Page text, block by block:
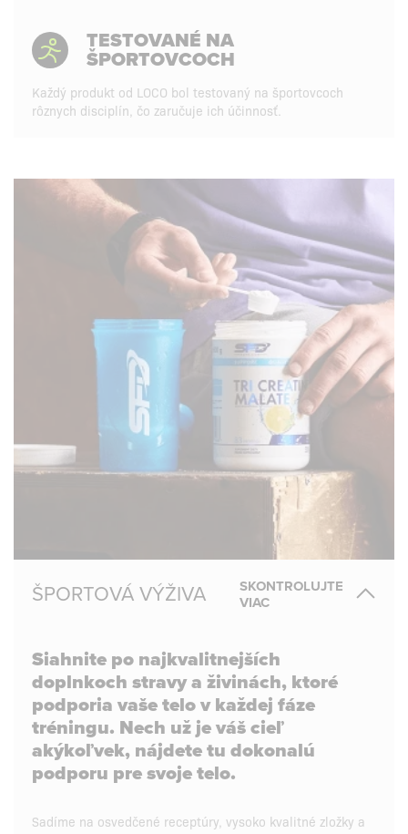
TESTOVANÉ NA
ŠPORTOVCOCH
Každý produkt od LOCO bol testovaný na športovcoch
rôznych disciplín, čo zaručuje ich účinnosť.
ŠPORTOVÁ VÝŽIVA
SKONTROLUJTE
VIAC
Siahnite po najkvalitnejších
doplnkoch stravy a živinách, ktoré
podporia vaše telo v každej fáze
tréningu. Nech už je váš cieľ
akýkoľvek, nájdete tu dokonalú
podporu pre svoje telo.
Sadíme na osvedčené receptúry, vysoko kvalitné zložky a